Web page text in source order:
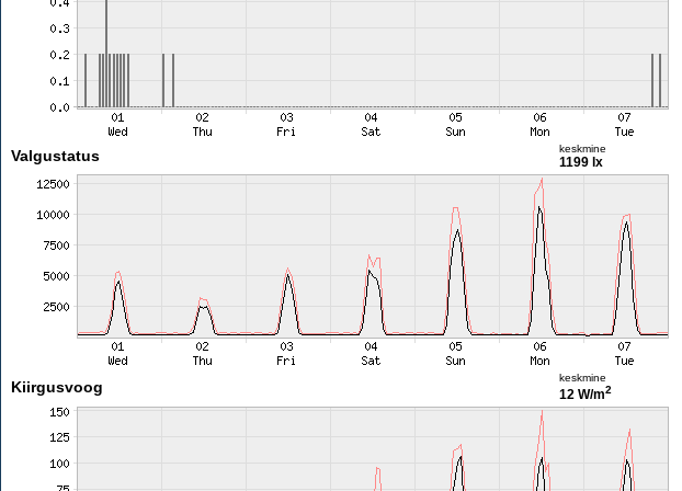
Valgustatus keskmine
1199 lx
Kiirgusvoog
keskmine
12 W/m2